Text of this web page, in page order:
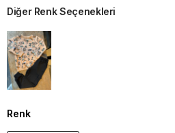
Diğer Renk Seçenekleri
Renk